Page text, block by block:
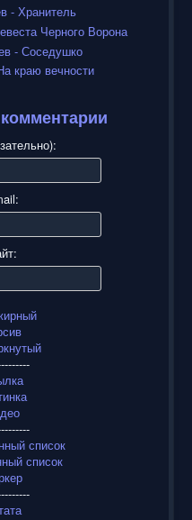
список
список